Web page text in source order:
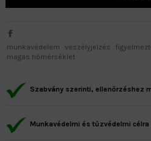
munkavédelem veszélyjelzés
magas hőmérséklet
Szabvány szerinti, ellenőrzéshez
Munkavédelmi és tűzvédelmi